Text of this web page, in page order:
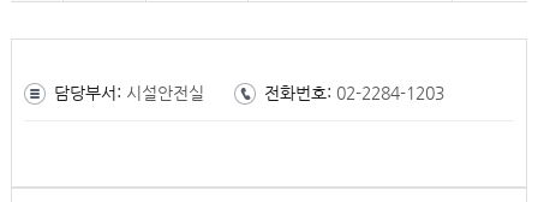
담당부서: 시설안전실 전화번호: 02-2284-1203